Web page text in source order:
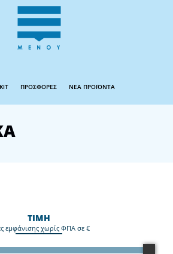
Menu
KIT ΠΡΟΣΦΟΡΕΣ ΝΕΑ ΠΡΟΪΟΝΤΑ
ΤΙΜΗ
εμφάνισης χωρίς ΦΠΑ σε €